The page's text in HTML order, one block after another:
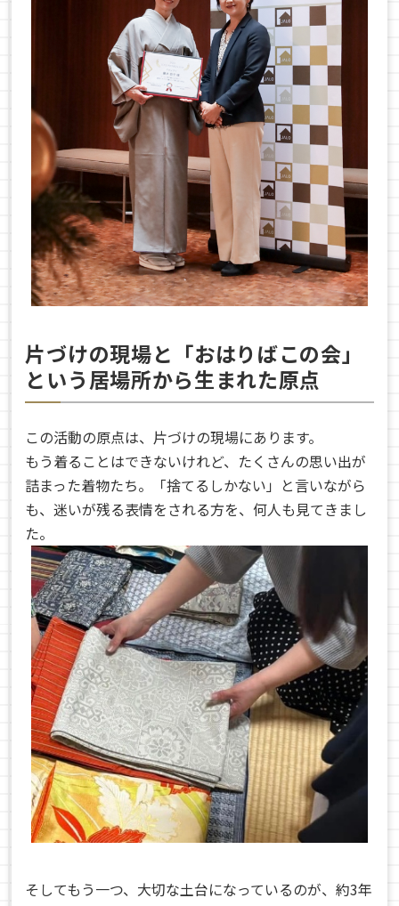
片づけの現場と「おはりばこの会」
という居場所から生まれた原点
この活動の原点は、片づけの現場にあります。
もう着ることはできないけれど、たくさんの思い出が
詰まった着物たち。「捨てるしかない」と言いながら
も、迷いが残る表情をされる方を、何人も見てきまし
た。
そしてもう一つ、大切な土台になっているのが、約3年